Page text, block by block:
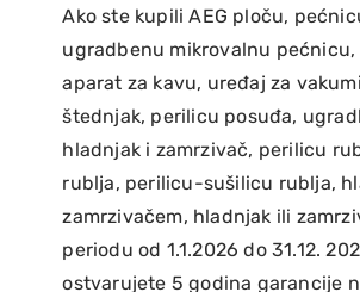
Ako ste kupili AEG ploču,
ugradbenu mikrovalnu
aparat za kavu, uređaj za
štednjak, perilicu posuđa,
hladnjak i zamrzivač, perilicu
rublja, perilicu-sušilicu rublja,
zamrzivačem, hladnjak ili
periodu od 1.1.2026 do 31.12.
ostvarujete 5 godina garancije